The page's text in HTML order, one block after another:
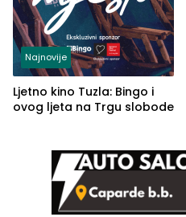
Najnovije
Ljetno kino Tuzla: Bingo i
ovog ljeta na Trgu slobode